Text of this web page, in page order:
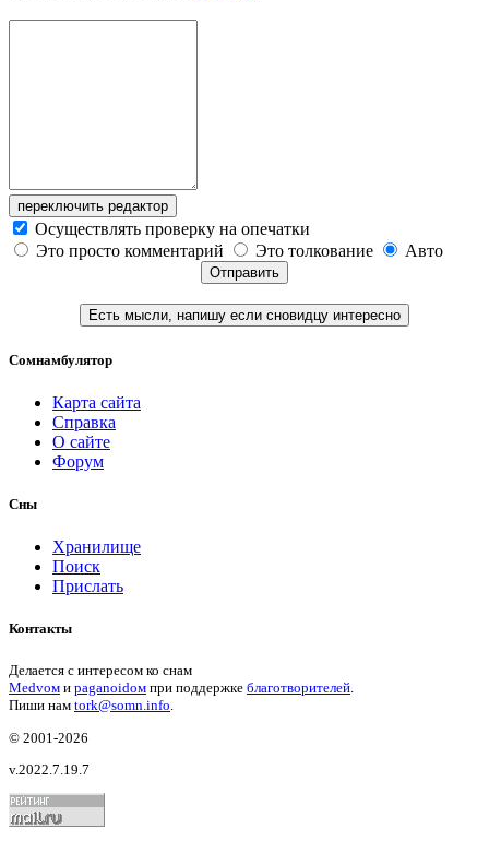
переключить редактор
Осуществлять проверку на опечатки
Это просто комментарий
Это толкование Авто
Отправить
Есть мысли, напишу если сновидцу интересно
Сомнамбулятор
Карта сайта
Справка
О сайте
Форум
Сны
Хранилище
Поиск
Прислать
Контакты
Делается с интересом ко снам
Medvом и paganoidом при поддержке благотворителей.
Пиши нам tork@somn.info.
© 2001 -2026
v.2022.7.19.7